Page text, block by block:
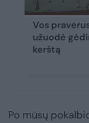
Vos
užuodė
kerštą
Po mūsų